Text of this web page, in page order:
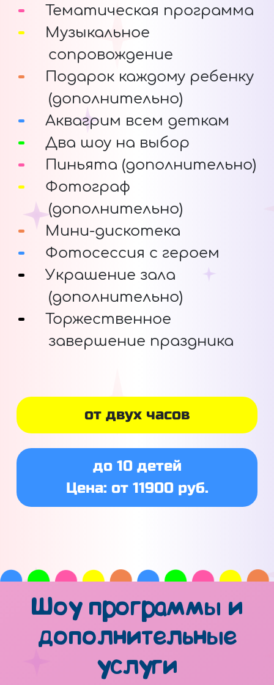
Тематическая программа
Музыкальное
сопровождение
Подарок каждому ребенку
(дополнительно)
Аквагрим всем деткам
Два шоу на выбор
Пиньята (дополнительно)
Фотограф
(дополнительно)
Мини-дискотека
Фотосессия с героем
Украшение зала
(дополнительно)
Торжественное
завершение праздника
от двух часов
до 10 детей
Цена: от 11900 руб.
Шоу программы и
дополнительные
услуги